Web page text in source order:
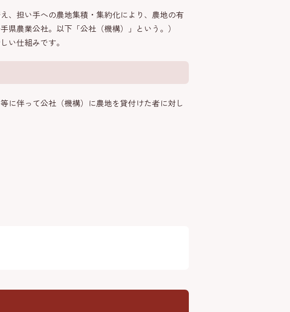
、担い手への農地集積・集約化により、農地の有
農業公社。以下「公社（機構）」という。）
い仕組みです。
に伴って公社（機構）に農地を貸付けた者に対し